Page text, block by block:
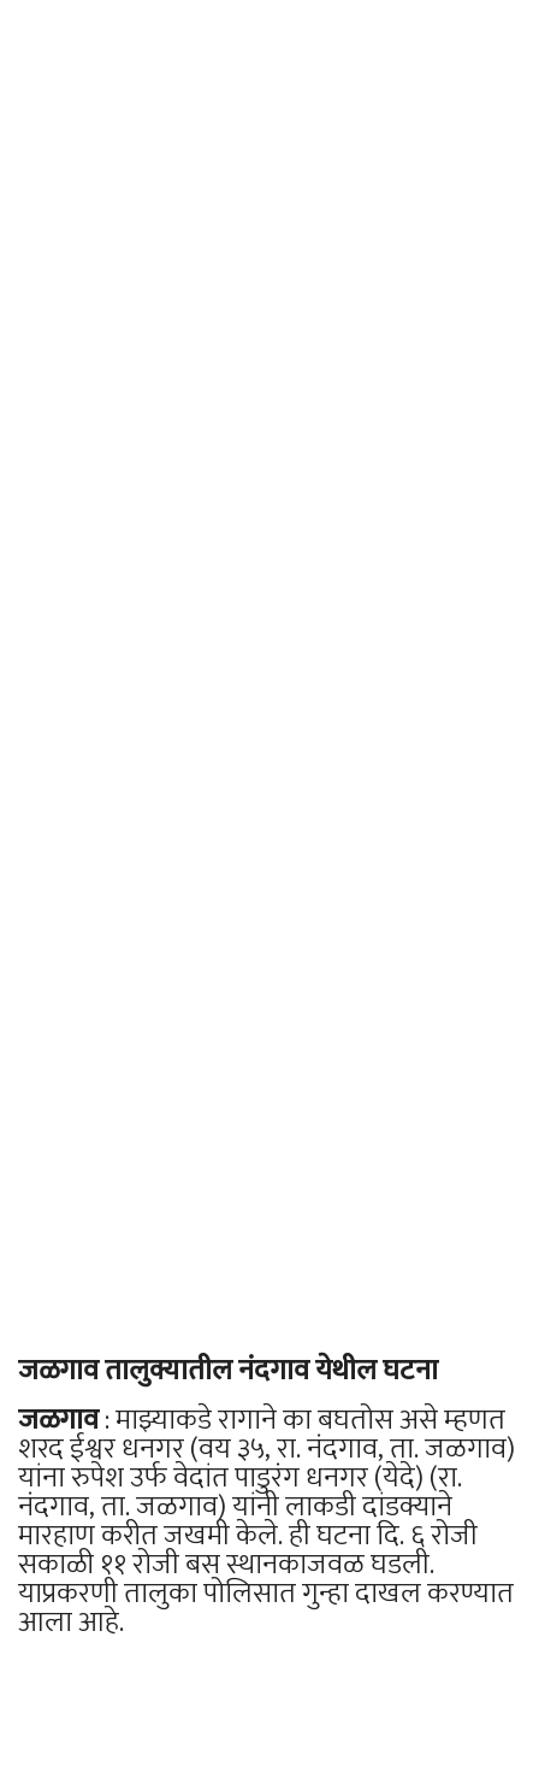
जळगाव तालुक्यातील नंदगाव येथील घटना
जळगाव: माझ्याकडे रागाने का बघतोस असे म्हणत
शरद ईश्वर धनगर (वय ३५, रा. नंदगाव, ता. जळगाव)
यांना रुपेश उर्फ वेदांत पाडुरंग धनगर (येदे) (रा.
नंदगाव, ता. जळगाव) यांनी लाकडी दांडक्याने
मारहाण करीत जखमी केले. ही घटना दि. ६ रोजी
सकाळी ११ रोजी बस स्थानकाजवळ घडली.
याप्रकरणी तालुका पोलिसात गुन्हा दाखल करण्यात
आला आहे.